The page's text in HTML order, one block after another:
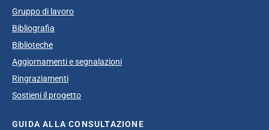
Gruppo di lavoro
Bibliografia
Biblioteche
Aggiornamenti e segnalazioni
Ringraziamenti
Sostieni il progetto
GUIDA ALLA CONSULTAZIONE